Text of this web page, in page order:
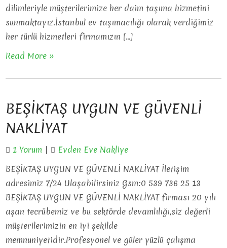
dilimleriyle müşterilerimize her daim taşıma hizmetini
sunmaktayız.İstanbul ev taşımacılığı olarak verdiğimiz
her türlü hizmetleri firmamızın […]
Read More »
BEŞİKTAŞ UYGUN VE GÜVENLİ
NAKLİYAT
1 Yorum |
Evden Eve Nakliye
BEŞİKTAŞ UYGUN VE GÜVENLİ NAKLİYAT İletişim
adresimiz 7/24 Ulaşabilirsiniz Gsm:0 539 736 25 13
BEŞİKTAŞ UYGUN VE GÜVENLİ NAKLİYAT firması 20 yılı
aşan tecrübemiz ve bu sektörde devamlılığı,siz değerli
müşterilerimizin en iyi şekilde
memnuniyetidir.Profesyonel ve güler yüzlü çalışma